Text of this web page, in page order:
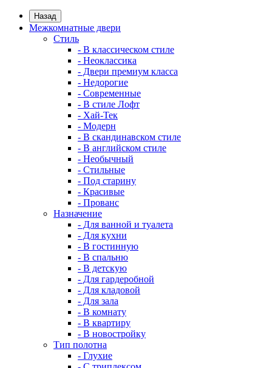
Назад
Межкомнатные двери
Стиль
- В классическом стиле
- Неоклассика
- Двери премиум класса
- Недорогие
- Современные
- В стиле Лофт
- Хай-Тек
- Модерн
- В скандинавском стиле
- В английском стиле
- Необычный
- Стильные
- Под старину
- Красивые
- Прованс
Назначение
- Для ванной и туалета
- Для кухни
- В гостинную
- В спальню
- В детскую
- Для гардеробной
- Для кладовой
- Для зала
- В комнату
- В квартиру
- В новостройку
Тип полотна
- Глухие